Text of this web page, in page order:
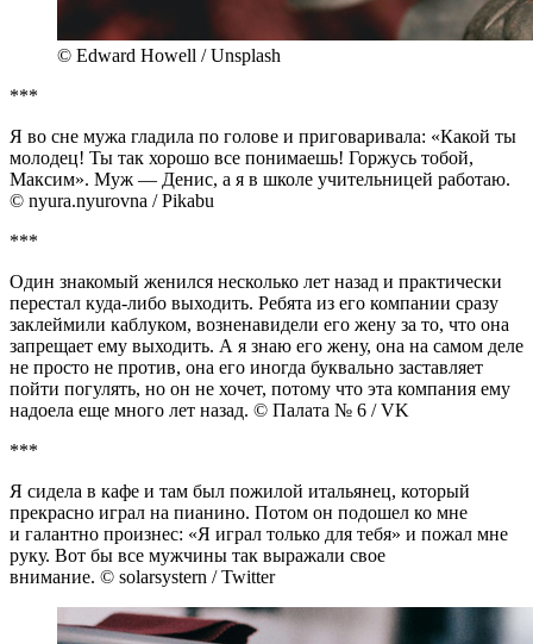
© Edward Howell / Unsplash
***
Я во сне мужа гладила по голове и приговаривала: «Какой ты
молодец! Ты так хорошо все понимаешь! Горжусь тобой,
Максим». Муж — Денис, а я в школе учительницей работаю.
© nyura.nyurovna / Pikabu
***
Один знакомый женился несколько лет назад и практически
перестал куда-либо выходить. Ребята из его компании сразу
заклеймили каблуком, возненавидели его жену за то, что она
запрещает ему выходить. А я знаю его жену, она на самом деле
не просто не против, она его иногда буквально заставляет
пойти погулять, но он не хочет, потому что эта компания ему
надоела еще много лет назад. © Палата № 6 / VK
***
Я сидела в кафе и там был пожилой итальянец, который
прекрасно играл на пианино. Потом он подошел ко мне
и галантно произнес: «Я играл только для тебя» и пожал мне
руку. Вот бы все мужчины так выражали свое
внимание. © solarsystern / Twitter